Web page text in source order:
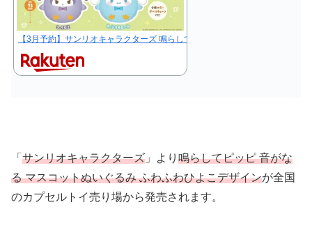
【3月予約】サンリオキャラクターズ 鳴らしてピッピ 音がなる マスコット
「 サンリオキャラクターズ 」より 鳴らしてピッピ 音がな
る マスコットぬいぐるみ ふわふわひよこデザインが全国
のカプセルトイ売り場から発売されます。